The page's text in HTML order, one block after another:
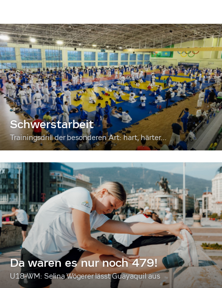
Schwerstarbeit
Trainingsdrill der besonderen Art: hart, härter...
Da waren es nur noch 479!
U18-WM: Selina Wögerer lässt Guayaquil aus